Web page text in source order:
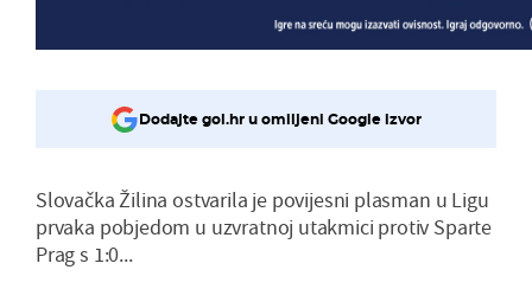
Dodajte gol.hr u omiljeni Google izvor
Slovačka Žilina ostvarila je povijesni plasman u Ligu
prvaka pobjedom u uzvratnoj utakmici protiv Sparte
Prag s 1:0...